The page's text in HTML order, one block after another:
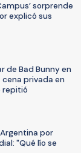
sorprende
explicó sus
de Bad Bunny en
privada en
repitió
Argentina por
"Qué lío se